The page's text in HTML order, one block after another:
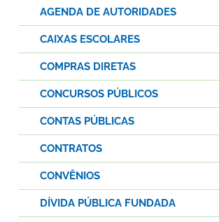
AGENDA DE AUTORIDADES
CAIXAS ESCOLARES
COMPRAS DIRETAS
CONCURSOS PÚBLICOS
CONTAS PÚBLICAS
CONTRATOS
CONVÊNIOS
DÍVIDA PÚBLICA FUNDADA